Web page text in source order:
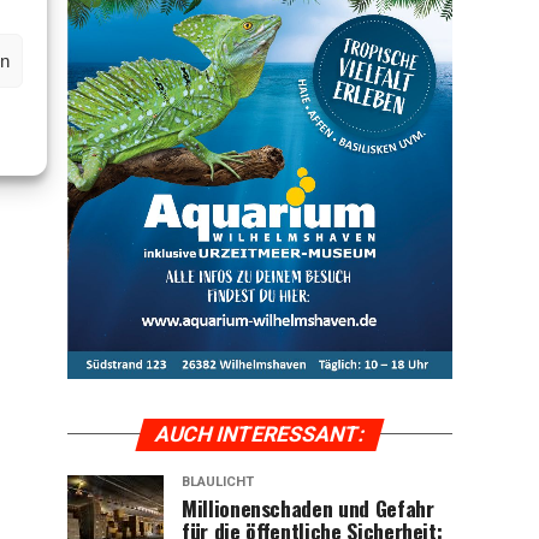
AUCH INTER­ES­SANT:
BLAULICHT
Mil­lio­nen­scha­den und Gefahr
für die öffent­li­che Sicher­heit: